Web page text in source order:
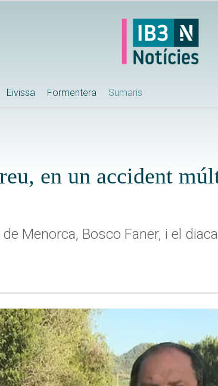
Eivissa Formentera Sumaris
en un accident
Menorca, Bosco Faner, i el